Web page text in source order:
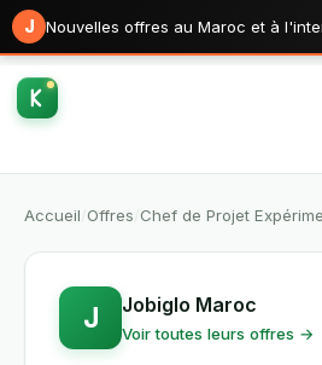
J Nouvelles offres au Maroc et à
Accueil Offres Chef de Projet
J Jobiglo Maroc
Voir toutes leurs offres →